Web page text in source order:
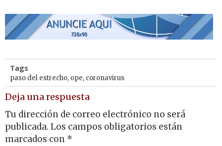
Tags
paso del estrecho, ope, coronavirus
Deja una respuesta
Tu dirección de correo electrónico no será
publicada. Los campos obligatorios están
marcados con *